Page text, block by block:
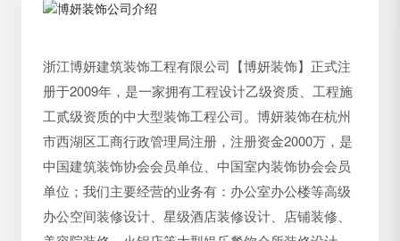
浙江博妍建筑装饰工程有限公司【博妍装饰】正式注
册于2009年，是一家拥有工程设计乙级资质、工程施
工贰级资质的中大型装饰工程公司。博妍装饰在杭州
市西湖区工商行政管理局注册，注册资金2000万，是
中国建筑装饰协会会员单位、中国室内装饰协会会员
单位；我们主要经营的业务有：办公室办公楼等高级
办公空间装修设计、星级酒店装修设计、店铺装修、